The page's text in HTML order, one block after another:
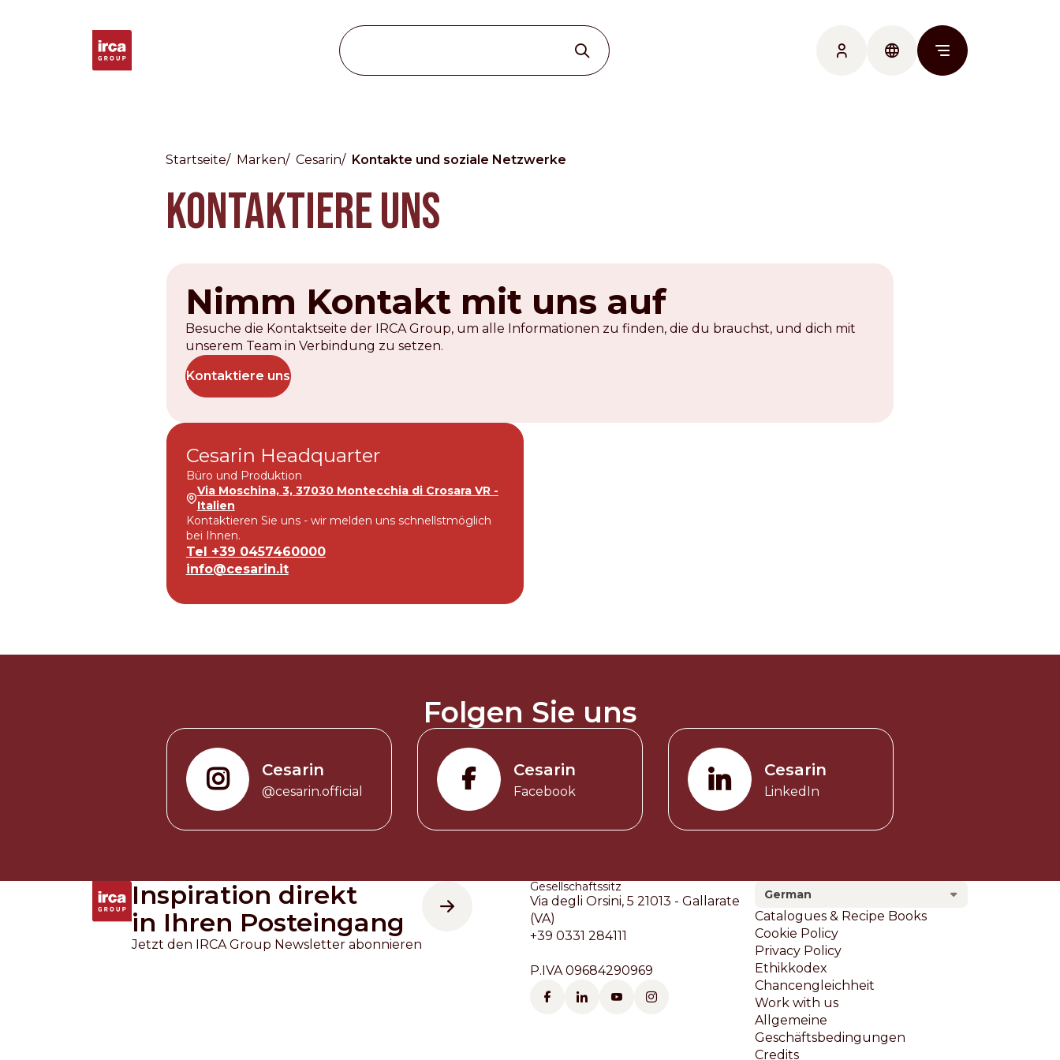
myIRCA
Language
International
EspañolFrançaisPortuguês
Dobla
English
Italiano
English
North America
English
Shop
Dutch
Main
Startseite Marken Cesarin Kontakte und soziale Netzwerke
Kontaktiere uns
Nimm Kontakt mit uns auf
Besuche die Kontaktseite der IRCA Group, um alle Informationen zu finden, die du brauchst, und dich mit
unserem Team in Verbindung zu setzen.
Kontaktiere uns
Cesarin Headquarter
Büro und Produktion
Via Moschina, 3, 37030 Montecchia di Crosara VR -
Italien
Kontaktieren Sie uns - wir melden uns schnellstmöglich
bei Ihnen.
Tel +39 0457460000
info@cesarin.it
Folgen Sie uns
Cesarin
@cesarin.official
Cesarin
Facebook
Cesarin
LinkedIn
Inspiration direkt
in Ihren Posteingang
Jetzt den IRCA Group Newsletter abonnieren
Gesellschaftssitz
Via degli Orsini, 5 21013 - Gallarate
(VA)
+39 0331 284111
P.IVA 09684290969
German
Footer
Catalogues & Recipe Books
Cookie Policy
Privacy Policy
Ethikkodex
Chancengleichheit
Work with us
Allgemeine
Geschäftsbedingungen
Credits